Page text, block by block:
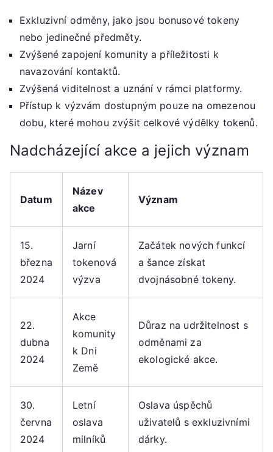
Exkluzivní odměny, jako jsou bonusové tokeny
nebo jedinečné předměty.
Zvýšené zapojení komunity a příležitosti k
navazování kontaktů.
Zvýšená viditelnost a uznání v rámci platformy.
Přístup k výzvám dostupným pouze na omezenou
dobu, které mohou zvýšit celkové výdělky tokenů.
Nadcházející akce a jejich význam
Datum
Název
akce
Význam
15.
března
2024
Jarní
tokenová
výzva
Začátek nových funkcí
a šance získat
dvojnásobné tokeny.
22.
dubna
2024
Akce
komunity
k Dni
Země
Důraz na udržitelnost s
odměnami za
ekologické akce.
30.
června
2024
Letní
oslava
milníků
Oslava úspěchů
uživatelů s exkluzivními
dárky.